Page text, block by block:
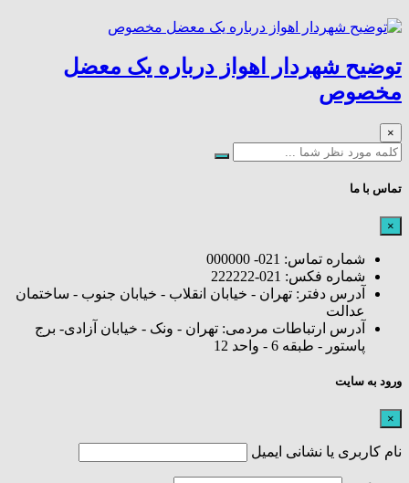
توضیح شهردار اهواز درباره یک معضل
مخصوص
×
تماس با ما
×
شماره تماس: 021- 000000
شماره فکس: 021-222222
آدرس دفتر: تهران - خیابان انقلاب - خیابان جنوب - ساختمان
عدالت
آدرس ارتباطات مردمی: تهران - ونک - خیابان آزادی- برج
پاستور - طبقه 6 - واحد 12
ورود به سایت
×
نام کاربری یا نشانی ایمیل